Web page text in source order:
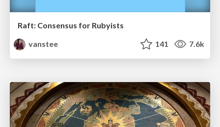
Raft: Consensus for Rubyists
vanstee
141 7.6k